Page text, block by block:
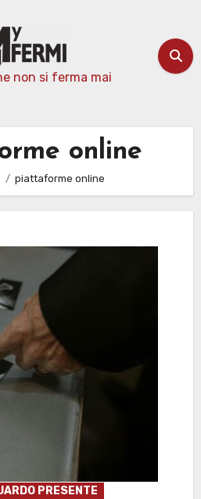
non si ferma mai
online
piattaforme online
PRESENTE